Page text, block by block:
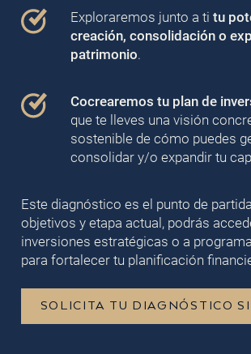
Exploraremos junto a ti tu
creación, consolidación o
patrimonio.
Cocrearemos tu plan de
que te lleves una visión
sostenible de cómo puedes
consolidar y/o expandir tu
Este diagnóstico es el punto de
objetivos y etapa actual, podrás
inversiones estratégicas o a
para fortalecer tu planificación
SOLICITA TU DIAGNÓSTICO